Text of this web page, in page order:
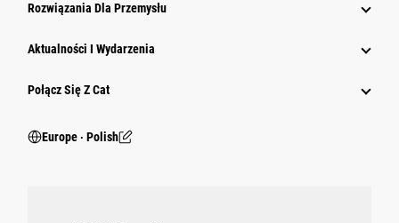
Rozwiązania Dla Przemysłu
Aktualności I Wydarzenia
Połącz Się Z Cat
Europe ‧ Polish